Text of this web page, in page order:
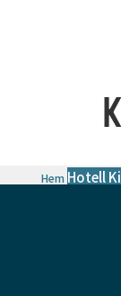
Hem Hotell